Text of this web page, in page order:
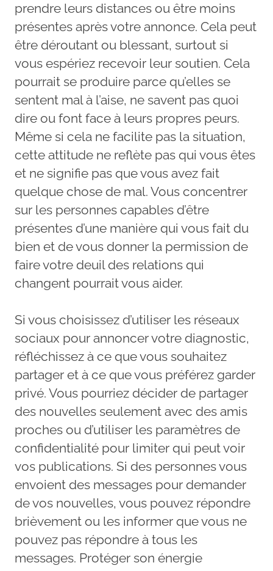
prendre leurs distances ou être moins
présentes après votre annonce. Cela peut
être déroutant ou blessant, surtout si
vous espériez recevoir leur soutien. Cela
pourrait se produire parce qu’elles se
sentent mal à l’aise, ne savent pas quoi
dire ou font face à leurs propres peurs.
Même si cela ne facilite pas la situation,
cette attitude ne reflète pas qui vous êtes
et ne signifie pas que vous avez fait
quelque chose de mal. Vous concentrer
sur les personnes capables d’être
présentes d’une manière qui vous fait du
bien et de vous donner la permission de
faire votre deuil des relations qui
changent pourrait vous aider.
Si vous choisissez d’utiliser les réseaux
sociaux pour annoncer votre diagnostic,
réfléchissez à ce que vous souhaitez
partager et à ce que vous préférez garder
privé. Vous pourriez décider de partager
des nouvelles seulement avec des amis
proches ou d’utiliser les paramètres de
confidentialité pour limiter qui peut voir
vos publications. Si des personnes vous
envoient des messages pour demander
de vos nouvelles, vous pouvez répondre
brièvement ou les informer que vous ne
pouvez pas répondre à tous les
messages. Protéger son énergie